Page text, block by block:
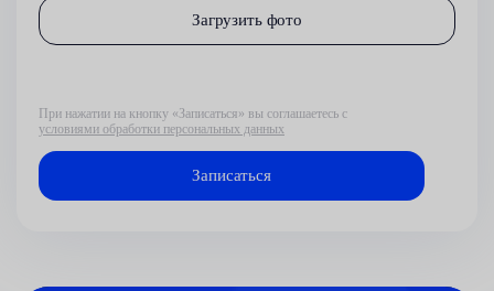
Загрузить фото
При нажатии на кнопку «Записаться» вы соглашаетесь с
условиями обработки персональных данных